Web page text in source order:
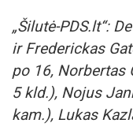
„Šilutė-PDS.lt“:
ir Frederickas
po 16, Norbertas
5 kld.), Nojus
kam.), Lukas